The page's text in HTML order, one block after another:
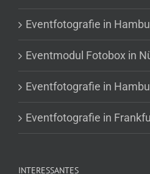
Eventfotografie in
Eventmodul Fotobox in
Eventfotografie in
Eventfotografie in
INTERESSANTES